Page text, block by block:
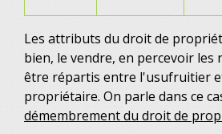
Les attributs du droit de
bien, le vendre, en percevoir les
être répartis entre l'usufruitier
propriétaire. On parle dans ce
démembrement du droit de